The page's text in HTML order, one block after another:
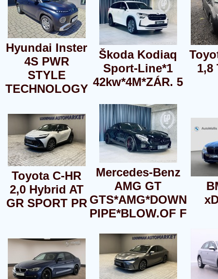
Hyundai Inster
4S PWR
STYLE
TECHNOLOGY
Škoda Kodiaq
Sport-Line*1
42kw*4M*ZÁR. 5
1,8
Toyota C-HR
2,0 Hybrid AT
GR SPORT PR
Mercedes-Benz
AMG GT
GTS*AMG*DOWN
PIPE*BLOW.OF F